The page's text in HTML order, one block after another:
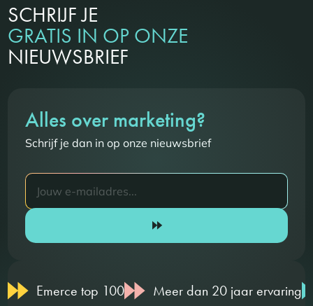
SCHRIJF JE
GRATIS IN OP ONZE
NIEUWSBRIEF
Alles over marketing?
Schrijf je dan in op onze nieuwsbrief
Emerce top 100 Meer dan 20 jaar ervaring